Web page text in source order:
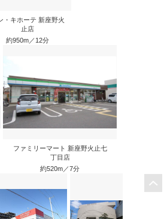
・キホーテ 新座野火
止店
約950m／12分
ファミリーマート 新座野火止七
丁目店
約520m／7分